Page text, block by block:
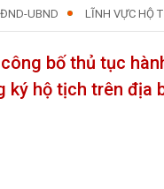
UBND LĨNH VỰC HỘ
bố thủ tục
hộ tịch trên địa